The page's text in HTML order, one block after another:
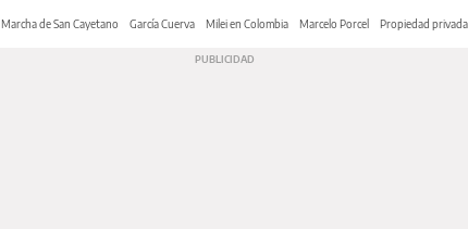
Marcha de San Cayetano García Cuerva Milei en Colombia Marcelo Porcel Propiedad privada